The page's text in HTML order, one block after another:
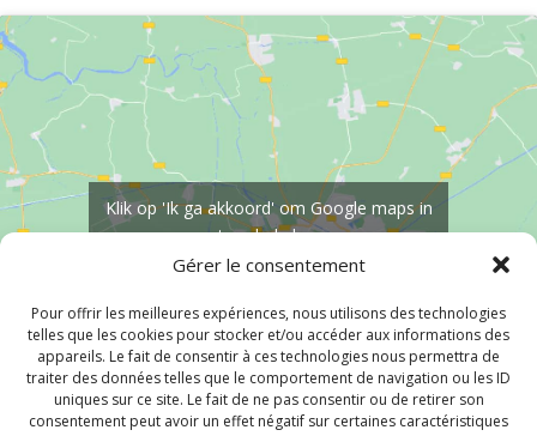
Gérer le consentement
Pour offrir les meilleures expériences, nous utilisons des technologies
telles que les cookies pour stocker et/ou accéder aux informations des
appareils. Le fait de consentir à ces technologies nous permettra de
traiter des données telles que le comportement de navigation ou les ID
uniques sur ce site. Le fait de ne pas consentir ou de retirer son
consentement peut avoir un effet négatif sur certaines caractéristiques
Klik op 'Ik ga akkoord' om Google maps in
te schakelen
Politique de cookies
Ik ga akkoord